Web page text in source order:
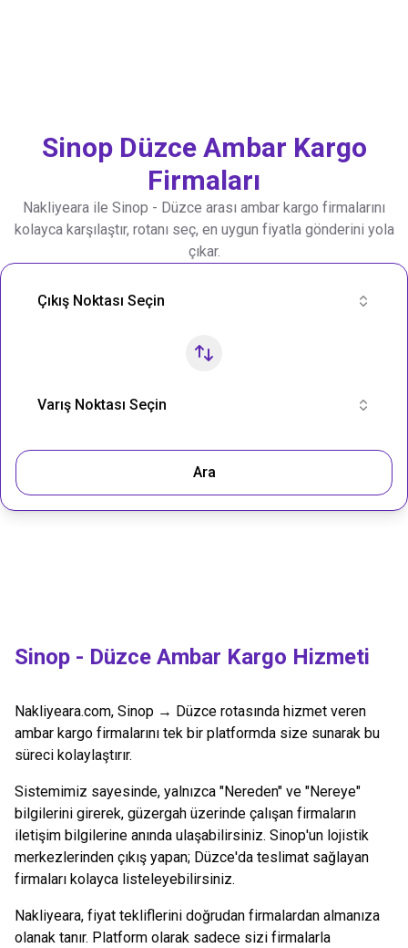
Sinop DüzceAmbar Kargo
Firmaları
Nakliyeara ile Sinop - Düzce arası ambar kargo firmalarını
kolayca karşılaştır, rotanı seç, en uygun fiyatla gönderini yola
çıkar.
Nakliye Rotası Ara
Çıkış Noktası Seçin
Varış Noktası Seçin
Ara
Sinop - Düzce Ambar Kargo Hizmeti
Nakliyeara.com, Sinop → Düzce rotasında hizmet veren
ambar kargo firmalarını tek bir platformda size sunarak bu
süreci kolaylaştırır.
Sistemimiz sayesinde, yalnızca "Nereden" ve "Nereye"
bilgilerini girerek, güzergah üzerinde çalışan firmaların
iletişim bilgilerine anında ulaşabilirsiniz. Sinop'un lojistik
merkezlerinden çıkış yapan; Düzce'da teslimat sağlayan
firmaları kolayca listeleyebilirsiniz.
Nakliyeara, fiyat tekliflerini doğrudan firmalardan almanıza
olanak tanır. Platform olarak sadece sizi firmalarla